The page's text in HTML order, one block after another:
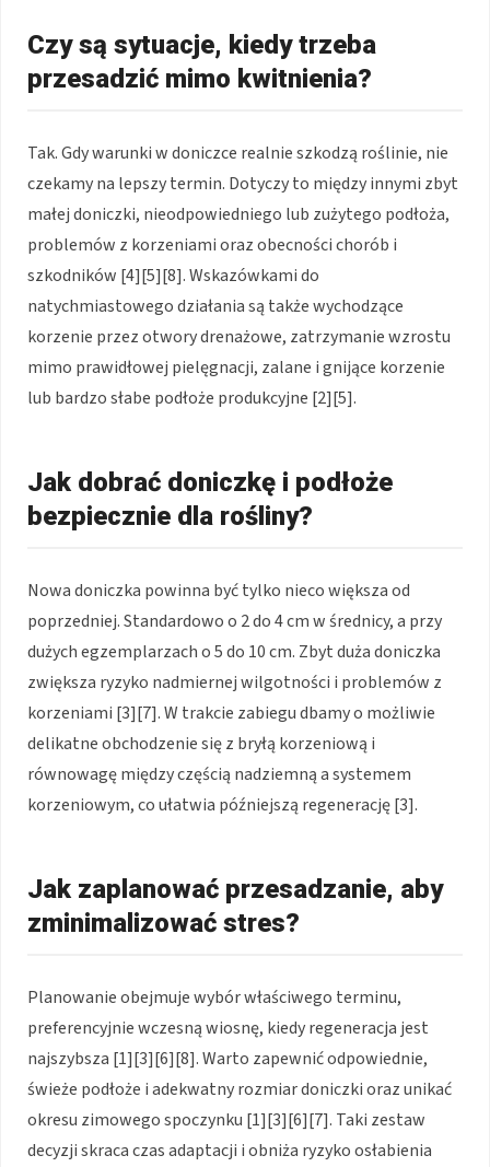
Czy są sytuacje, kiedy trzeba
przesadzić mimo kwitnienia?
Tak. Gdy warunki w doniczce realnie szkodzą roślinie, nie
czekamy na lepszy termin. Dotyczy to między innymi zbyt
małej doniczki, nieodpowiedniego lub zużytego podłoża,
problemów z korzeniami oraz obecności chorób i
szkodników [4][5][8]. Wskazówkami do
natychmiastowego działania są także wychodzące
korzenie przez otwory drenażowe, zatrzymanie wzrostu
mimo prawidłowej pielęgnacji, zalane i gnijące korzenie
lub bardzo słabe podłoże produkcyjne [2][5].
Jak dobrać doniczkę i podłoże
bezpiecznie dla rośliny?
Nowa doniczka powinna być tylko nieco większa od
poprzedniej. Standardowo o 2 do 4 cm w średnicy, a przy
dużych egzemplarzach o 5 do 10 cm. Zbyt duża doniczka
zwiększa ryzyko nadmiernej wilgotności i problemów z
korzeniami [3][7]. W trakcie zabiegu dbamy o możliwie
delikatne obchodzenie się z bryłą korzeniową i
równowagę między częścią nadziemną a systemem
korzeniowym, co ułatwia późniejszą regenerację [3].
Jak zaplanować przesadzanie, aby
zminimalizować stres?
Planowanie obejmuje wybór właściwego terminu,
preferencyjnie wczesną wiosnę, kiedy regeneracja jest
najszybsza [1][3][6][8]. Warto zapewnić odpowiednie,
świeże podłoże i adekwatny rozmiar doniczki oraz unikać
okresu zimowego spoczynku [1][3][6][7]. Taki zestaw
decyzji skraca czas adaptacji i obniża ryzyko osłabienia